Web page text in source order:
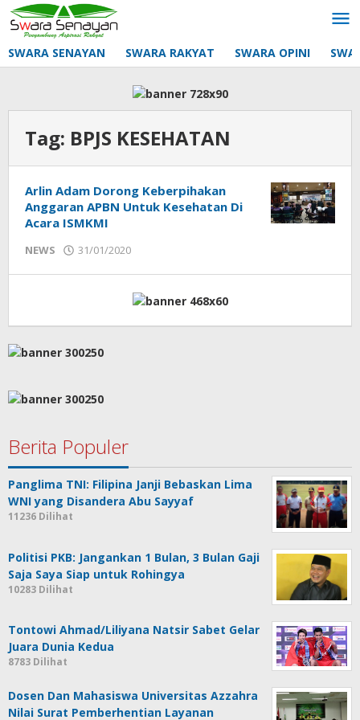
Lewati
ke
konten
SWARA SENAYAN SWARA RAKYAT SWARA OPINI
Tag: BPJS KESEHATAN
Arlin Adam Dorong Keberpihakan
Anggaran APBN Untuk Kesehatan Di
Acara ISMKMI
NEWS 31/01/2020
Berita Populer
Panglima TNI: Filipina Janji Bebaskan Lima
WNI yang Disandera Abu Sayyaf
11236 Dilihat
Politisi PKB: Jangankan 1 Bulan, 3 Bulan Gaji
Saja Saya Siap untuk Rohingya
10283 Dilihat
Tontowi Ahmad/Liliyana Natsir Sabet Gelar
Juara Dunia Kedua
8783 Dilihat
Dosen Dan Mahasiswa Universitas Azzahra
Nilai Surat Pemberhentian Layanan